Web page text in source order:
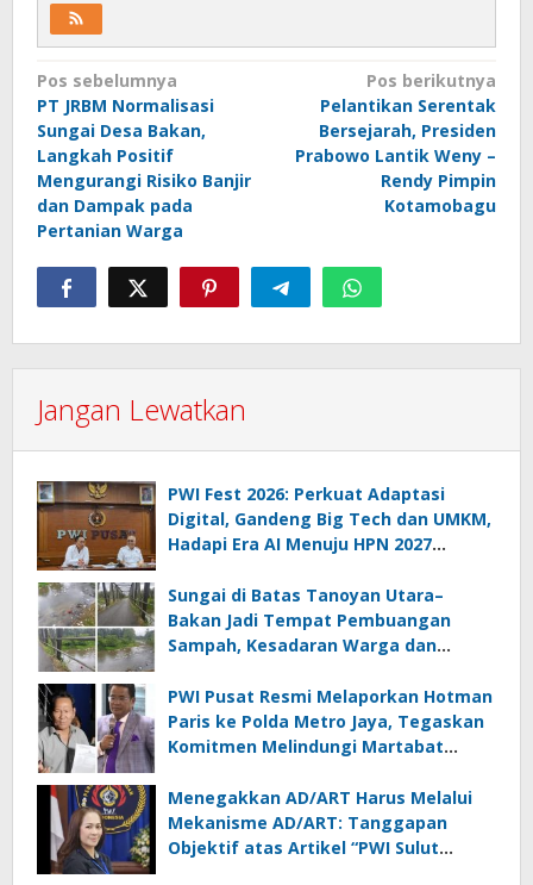
Navigasi
pos
Pos sebelumnya
PT JRBM Normalisasi
Sungai Desa Bakan,
Langkah Positif
Mengurangi Risiko Banjir
dan Dampak pada
Pertanian Warga
Pos berikutnya
Pelantikan Serentak
Bersejarah, Presiden
Prabowo Lantik Weny –
Rendy Pimpin
Kotamobagu
Jangan Lewatkan
PWI Fest 2026: Perkuat Adaptasi
Digital, Gandeng Big Tech dan UMKM,
Hadapi Era AI Menuju HPN 2027
Sungai di Batas Tanoyan Utara–
Bakan Jadi Tempat Pembuangan
Sampah, Kesadaran Warga dan
PWI Pusat Resmi Melaporkan Hotman
Paris ke Polda Metro Jaya, Tegaskan
Komitmen Melindungi Martabat
Menegakkan AD/ART Harus Melalui
Mekanisme AD/ART: Tanggapan
Objektif atas Artikel “PWI Sulut